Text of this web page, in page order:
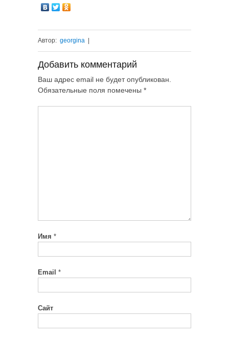
Автор: georgina
Добавить комментарий
Ваш адрес email не будет опубликован.
Обязательные поля помечены *
Имя *
Email *
Сайт